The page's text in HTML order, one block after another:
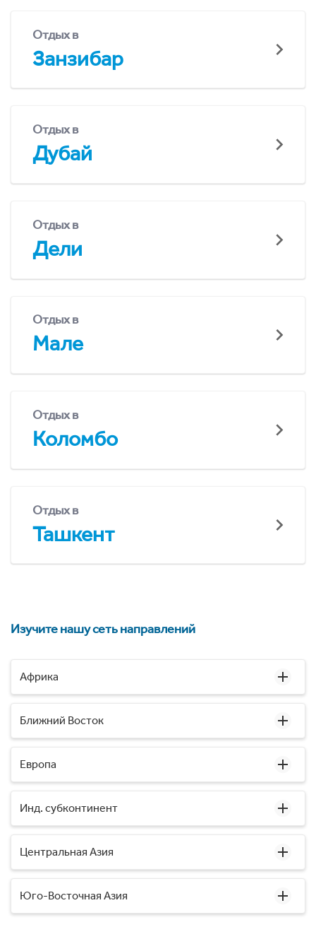
Отдых в
Занзибар
Отдых в
Дубай
Отдых в
Дели
Отдых в
Мале
Отдых в
Коломбо
Отдых в
Ташкент
Изучите нашу сеть направлений
Африка
Ближний Восток
Европа
Инд. субконтинент
Центральная Азия
Юго-Восточная Азия